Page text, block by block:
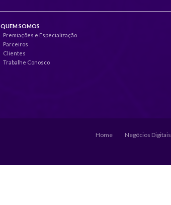
QUEM SOMOS
Premiações e Especialização
Parceiros
Clientes
Trabalhe Conosco
Home Negócios Digitais